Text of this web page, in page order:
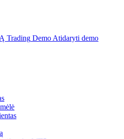
Trading Demo Atidaryti demo